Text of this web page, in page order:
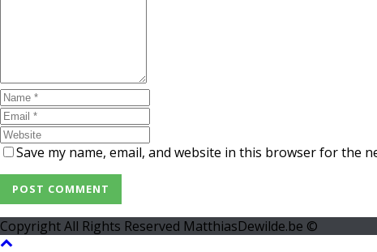
Save my name, email, and website in this browser for the
Copyright All Rights Reserved MatthiasDewilde.be ©